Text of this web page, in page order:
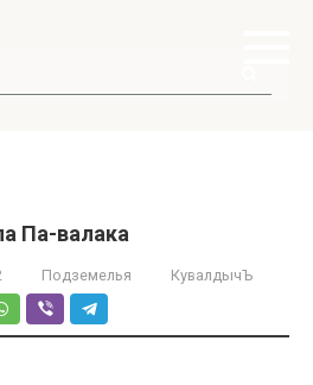
Па-валака
Подземелья КувалдычЪ